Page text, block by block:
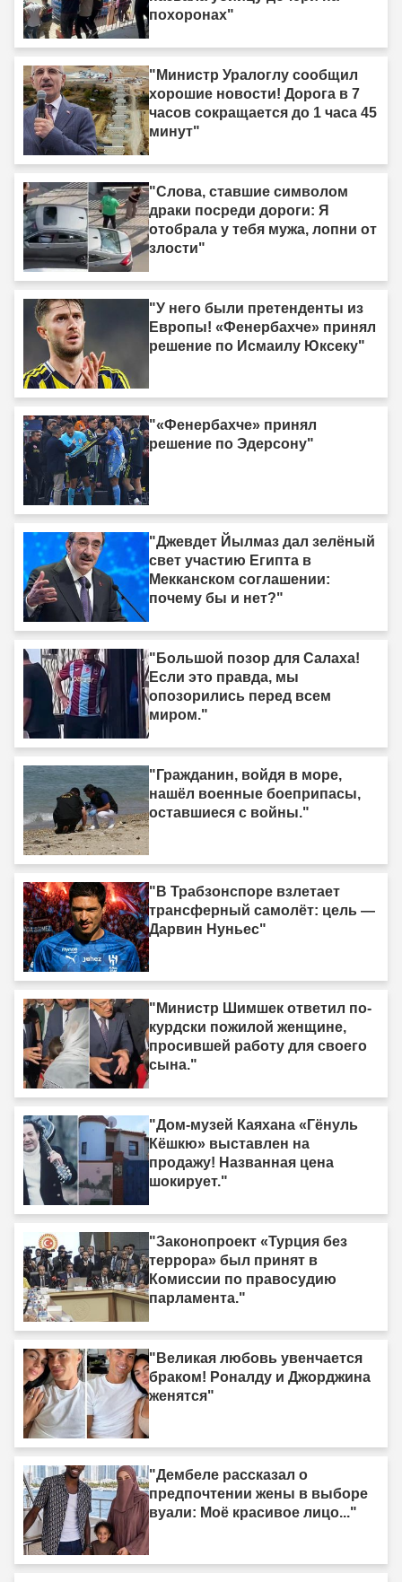
похоронах"
"Министр Уралоглу сообщил
хорошие новости! Дорога в 7
часов сокращается до 1 часа 45
минут"
"Слова, ставшие символом
драки посреди дороги: Я
отобрала у тебя мужа, лопни от
злости"
"У него были претенденты из
Европы! «Фенербахче» принял
решение по Исмаилу Юксеку"
"«Фенербахче» принял
решение по Эдерсону"
"Джевдет Йылмаз дал зелёный
свет участию Египта в
Мекканском соглашении:
почему бы и нет?"
"Большой позор для Салаха!
Если это правда, мы
опозорились перед всем
миром."
"Гражданин, войдя в море,
нашёл военные боеприпасы,
оставшиеся с войны."
"В Трабзонспоре взлетает
трансферный самолёт: цель —
Дарвин Нуньес"
"Министр Шимшек ответил по-
курдски пожилой женщине,
просившей работу для своего
сына."
"Дом-музей Каяхана «Гёнуль
Кёшкю» выставлен на
продажу! Названная цена
шокирует."
"Законопроект «Турция без
террора» был принят в
Комиссии по правосудию
парламента."
"Великая любовь увенчается
браком! Роналду и Джорджина
женятся"
"Дембеле рассказал о
предпочтении жены в выборе
вуали: Моё красивое лицо..."